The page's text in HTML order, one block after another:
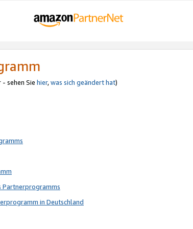
sehen Sie hier,was sich geändert hat)
Partnerprogramms
in Deutschland